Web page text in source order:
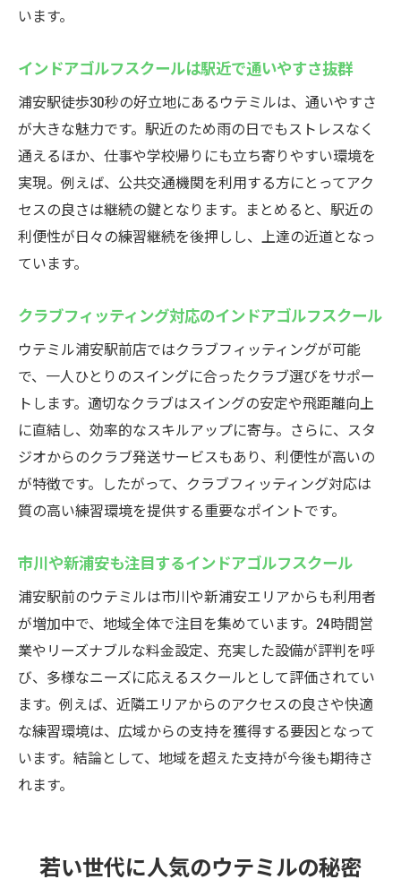
達を実感
地域最安値で楽しむインドアゴルフ
インドアゴルフスクールをお得に始めるポ
イント
月額相場を比較したインドアゴルフスクー
ルの選び方
地域最安値クラスのインドアゴルフスクー
習を実現
安価でも充実設備のインドアゴルフスクー
ルが魅力
G_base ゴルフ値段と比較したインドアゴル
フスクール
ウテミル浦安駅前店の便利な特徴
インドアゴルフスクールは駅近で通いやす
さ抜群
手ぶらで通えるインドアゴルフスクールの
無料バッグ置き場完備のインドアゴルフス
クール
クラブ発送対応のインドアゴルフスクール
の便利さ
スマホ予約対応のインドアゴルフスクール
活用術
インドアゴルフスクールは初心者でも安心
います。
インドアゴルフスクールは駅近で通いやすさ抜群
浦安駅徒歩30秒の好立地にあるウテミルは、通いやすさ
が大きな魅力です。駅近のため雨の日でもストレスなく
通えるほか、仕事や学校帰りにも立ち寄りやすい環境を
実現。例えば、公共交通機関を利用する方にとってアク
セスの良さは継続の鍵となります。まとめると、駅近の
利便性が日々の練習継続を後押しし、上達の近道となっ
ています。
クラブフィッティング対応のインドアゴルフスクール
ウテミル浦安駅前店ではクラブフィッティングが可能
で、一人ひとりのスイングに合ったクラブ選びをサポー
トします。適切なクラブはスイングの安定や飛距離向上
に直結し、効率的なスキルアップに寄与。さらに、スタ
ジオからのクラブ発送サービスもあり、利便性が高いの
が特徴です。したがって、クラブフィッティング対応は
質の高い練習環境を提供する重要なポイントです。
市川や新浦安も注目するインドアゴルフスクール
浦安駅前のウテミルは市川や新浦安エリアからも利用者
が増加中で、地域全体で注目を集めています。24時間営
業やリーズナブルな料金設定、充実した設備が評判を呼
び、多様なニーズに応えるスクールとして評価されてい
ます。例えば、近隣エリアからのアクセスの良さや快適
な練習環境は、広域からの支持を獲得する要因となって
います。結論として、地域を超えた支持が今後も期待さ
れます。
若い世代に人気のウテミルの秘密